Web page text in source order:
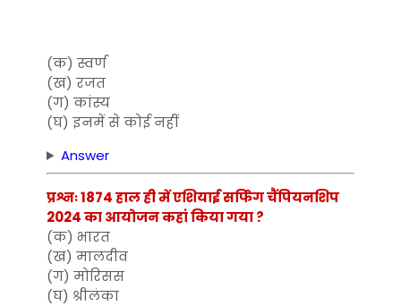
(क) स्वर्ण
(ख) रजत
(ग) कांस्य
(घ) इनमें से कोई नहीं
Answer
प्रश्नः 1874 हाल ही में एशियाई सर्फिंग चैंपियनशिप
2024 का आयोजन कहां किया गया ?
(क) भारत
(ख) मालदीव
(ग) मोरिसस
(घ) श्रीलंका